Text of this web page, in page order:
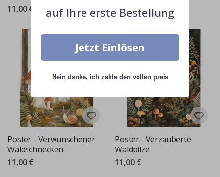
11,00 €
11,00 €
Poster - Verwunschener
Waldschnecken
11,00 €
Poster - Verzauberte
Waldpilze
11,00 €
auf Ihre erste Bestellung
Jetzt Einlösen
Nein danke, ich zahle den vollen preis